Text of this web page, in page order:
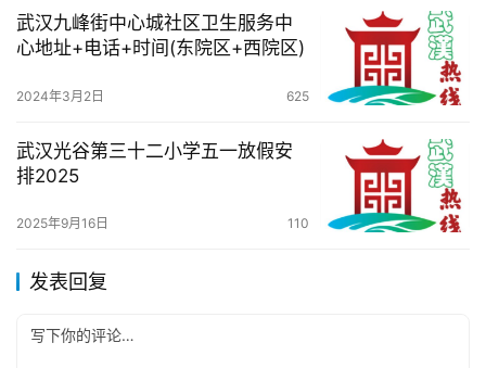
武汉九峰街中心城社区卫生服务中
心地址+电话+时间(东院区+西院区)
2024年3月2日 625
武汉光谷第三十二小学五一放假安
排2025
2025年9月16日 110
发表回复